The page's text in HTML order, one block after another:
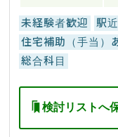
未経験者歓迎 駅近
住宅補助（手当）
総合科目
検討リストへ